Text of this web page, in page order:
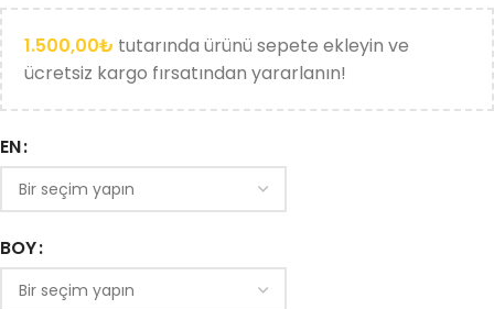
1.500,00₺ tutarında ürünü sepete ekleyin ve
ücretsiz kargo fırsatından yararlanın!
EN
BOY